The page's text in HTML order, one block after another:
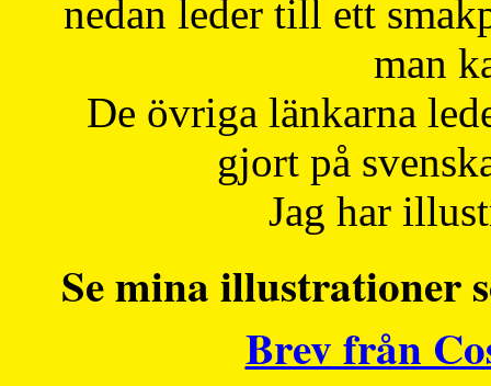
nedan leder till ett
man
De övriga länkarna
gjort på
Jag har
Se mina illustrationer
Brev från